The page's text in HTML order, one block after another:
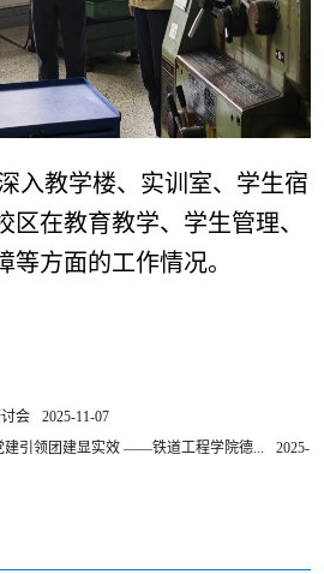
入教学楼、实训室、学生宿
区在教育教学、学生管理、
方面的工作情况。
会
2025-11-07
建引领团建显实效 ——铁道工程学院德...
2025-